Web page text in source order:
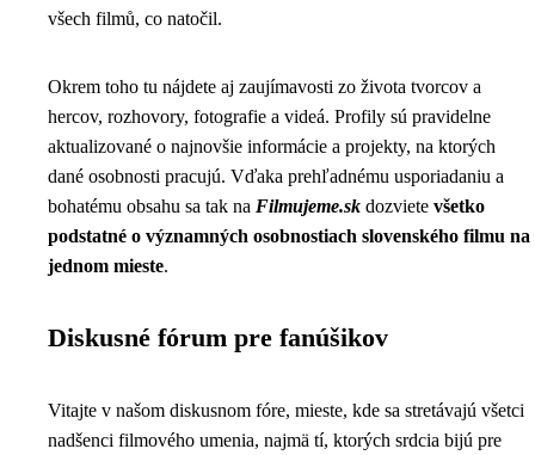
všech filmů, co natočil.
Okrem toho tu nájdete aj zaujímavosti zo života tvorcov a
hercov, rozhovory, fotografie a videá. Profily sú pravidelne
aktualizované o najnovšie informácie a projekty, na ktorých
dané osobnosti pracujú. Vďaka prehľadnému usporiadaniu a
bohatému obsahu sa tak na Filmujeme.sk dozviete všetko
podstatné o významných osobnostiach slovenského filmu na
jednom mieste.
Diskusné fórum pre fanúšikov
Vitajte v našom diskusnom fóre, mieste, kde sa stretávajú všetci
nadšenci filmového umenia, najmä tí, ktorých srdcia bijú pre